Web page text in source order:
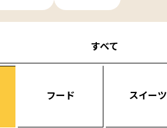
すべて
フード スイーツ